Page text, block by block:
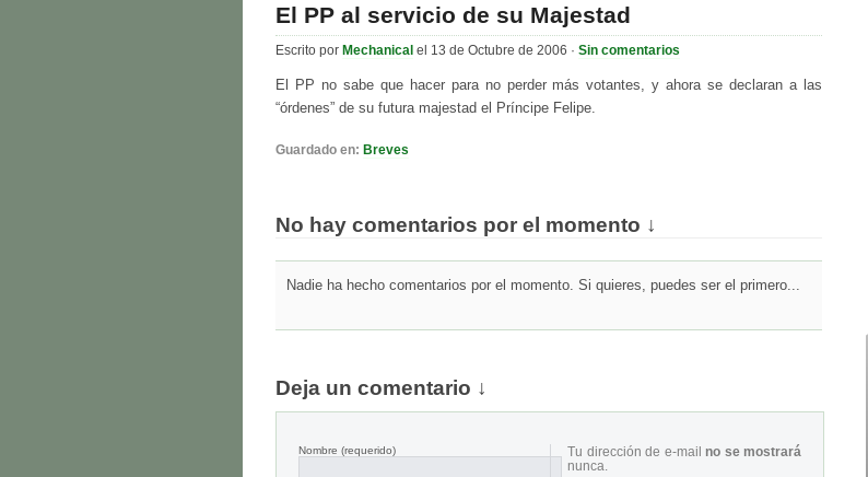
El PP al servicio de su Majestad
Escrito por Mechanical el 13 de Octubre de 2006 · Sin comentarios
El PP no sabe que hacer para no perder más votantes, y ahora se declaran a las
“órdenes” de su futura majestad el Príncipe Felipe.
Guardado en: Breves
No hay comentarios por el momento ↓
Nadie ha hecho comentarios por el momento. Si quieres, puedes ser el primero...
Deja un comentario ↓
Nombre (requerido) Tu dirección de e-mail no se mostrará
nunca.